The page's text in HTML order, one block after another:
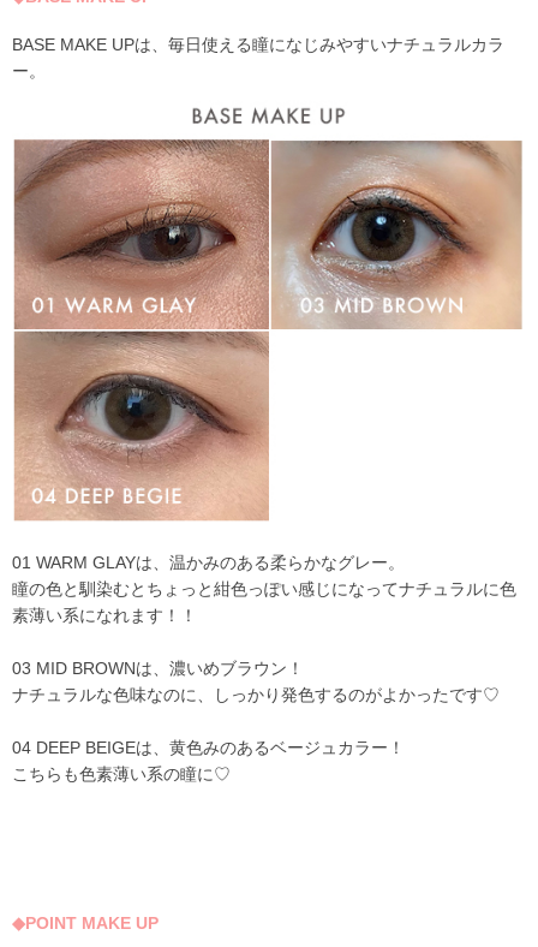
BASE MAKE UPは、毎日使える瞳になじみやすいナチュラルカラ
ー。
01 WARM GLAYは、温かみのある柔らかなグレー。
瞳の色と馴染むとちょっと紺色っぽい感じになってナチュラルに色
素薄い系になれます！！
03 MID BROWNは、濃いめブラウン！
ナチュラルな色味なのに、しっかり発色するのがよかったです♡
04 DEEP BEIGEは、黄色みのあるベージュカラー！
こちらも色素薄い系の瞳に♡
◆POINT MAKE UP